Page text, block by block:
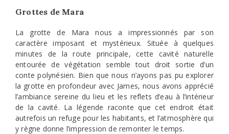
Grottes de Mara
La grotte de Mara nous a impressionnés par son
caractère imposant et mystérieux. Située à quelques
minutes de la route principale, cette cavité naturelle
entourée de végétation semble tout droit sortie d’un
conte polynésien. Bien que nous n’ayons pas pu explorer
la grotte en profondeur avec James, nous avons apprécié
l’ambiance sereine du lieu et les reflets d’eau à l’intérieur
de la cavité. La légende raconte que cet endroit était
autrefois un refuge pour les habitants, et l’atmosphère qui
y règne donne l’impression de remonter le temps.